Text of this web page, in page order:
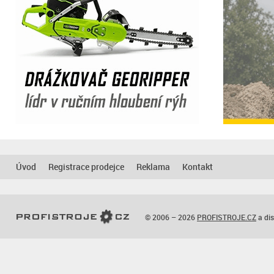
Úvod Registrace prodejce Reklama Kontakt
© 2006 – 2026 PROFISTROJE.CZa